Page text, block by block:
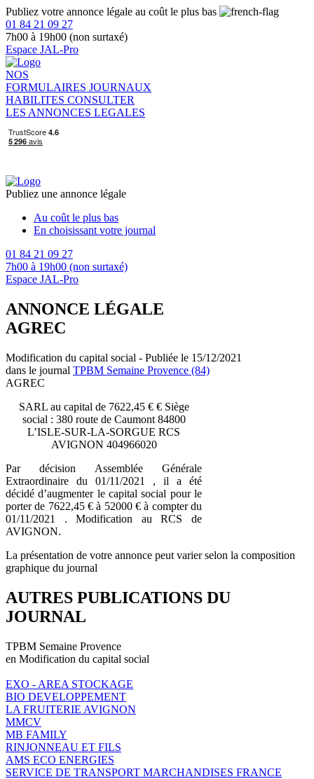
Publiez votre annonce légale au coût le plus bas
01 84 21 09 27
7h00 à 19h00 (non surtaxé)
Espace JAL-Pro
NOS
FORMULAIRES JOURNAUX
HABILITES CONSULTER
LES ANNONCES LEGALES
Publiez une annonce légale
Au coût le plus bas
En choisissant votre journal
01 84 21 09 27
7h00 à 19h00 (non surtaxé)
Espace JAL-Pro
ANNONCE LÉGALE
AGREC
Modification du capital social - Publiée le 15/12/2021
dans le journal TPBM Semaine Provence (84)
AGREC
SARL au capital de 7622,45 € € Siège
social : 380 route de Caumont 84800
L’ISLE-SUR-LA-SORGUE RCS
AVIGNON 404966020
Par décision Assemblée Générale
Extraordinaire du 01/11/2021 , il a été
décidé d’augmenter le capital social pour le
porter de 7622,45 € à 52000 € à compter du
01/11/2021 . Modification au RCS de
AVIGNON.
La présentation de votre annonce peut varier selon la composition
graphique du journal
AUTRES PUBLICATIONS DU
JOURNAL
TPBM Semaine Provence
en Modification du capital social
EXO - AREA STOCKAGE
BIO DEVELOPPEMENT
LA FRUITERIE AVIGNON
MMCV
MB FAMILY
RINJONNEAU ET FILS
AMS ECO ENERGIES
SERVICE DE TRANSPORT MARCHANDISES FRANCE